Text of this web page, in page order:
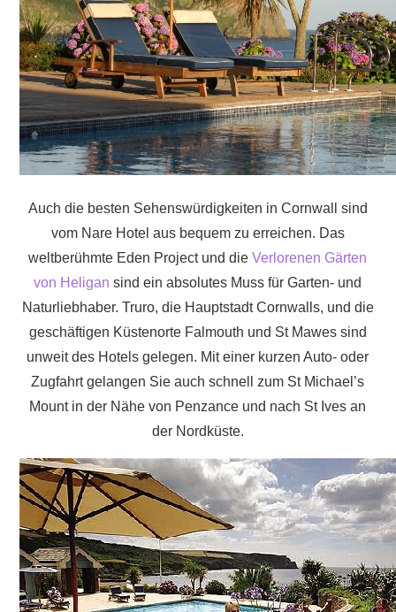
Auch die besten Sehenswürdigkeiten in Cornwall sind
vom Nare Hotel aus bequem zu erreichen. Das
weltberühmte Eden Project und dieVerlorenen Gärten
von Heligan sind ein absolutes Muss für Garten- und
Naturliebhaber. Truro, die Hauptstadt Cornwalls, und die
geschäftigen Küstenorte Falmouth und St Mawes sind
unweit des Hotels gelegen. Mit einer kurzen Auto- oder
Zugfahrt gelangen Sie auch schnell zum St Michael’s
Mount in der Nähe von Penzance und nach St Ives an
der Nordküste.